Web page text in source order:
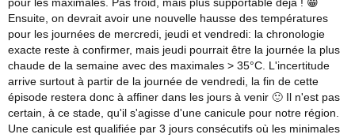
pour les maximales. Pas froid, mais plus supportable déjà ! 😁
Ensuite, on devrait avoir une nouvelle hausse des températures
pour les journées de mercredi, jeudi et vendredi: la chronologie
exacte reste à confirmer, mais jeudi pourrait être la journée la plus
chaude de la semaine avec des maximales > 35°C. L'incertitude
arrive surtout à partir de la journée de vendredi, la fin de cette
épisode restera donc à affiner dans les jours à venir 🙂 Il n'est pas
certain, à ce stade, qu'il s'agisse d'une canicule pour notre région.
Une canicule est qualifiée par 3 jours consécutifs où les minimales